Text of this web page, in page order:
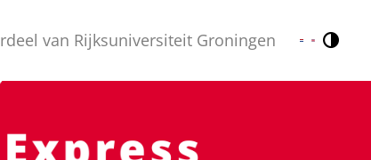
van Rijksuniversiteit Groningen Nederlands
English